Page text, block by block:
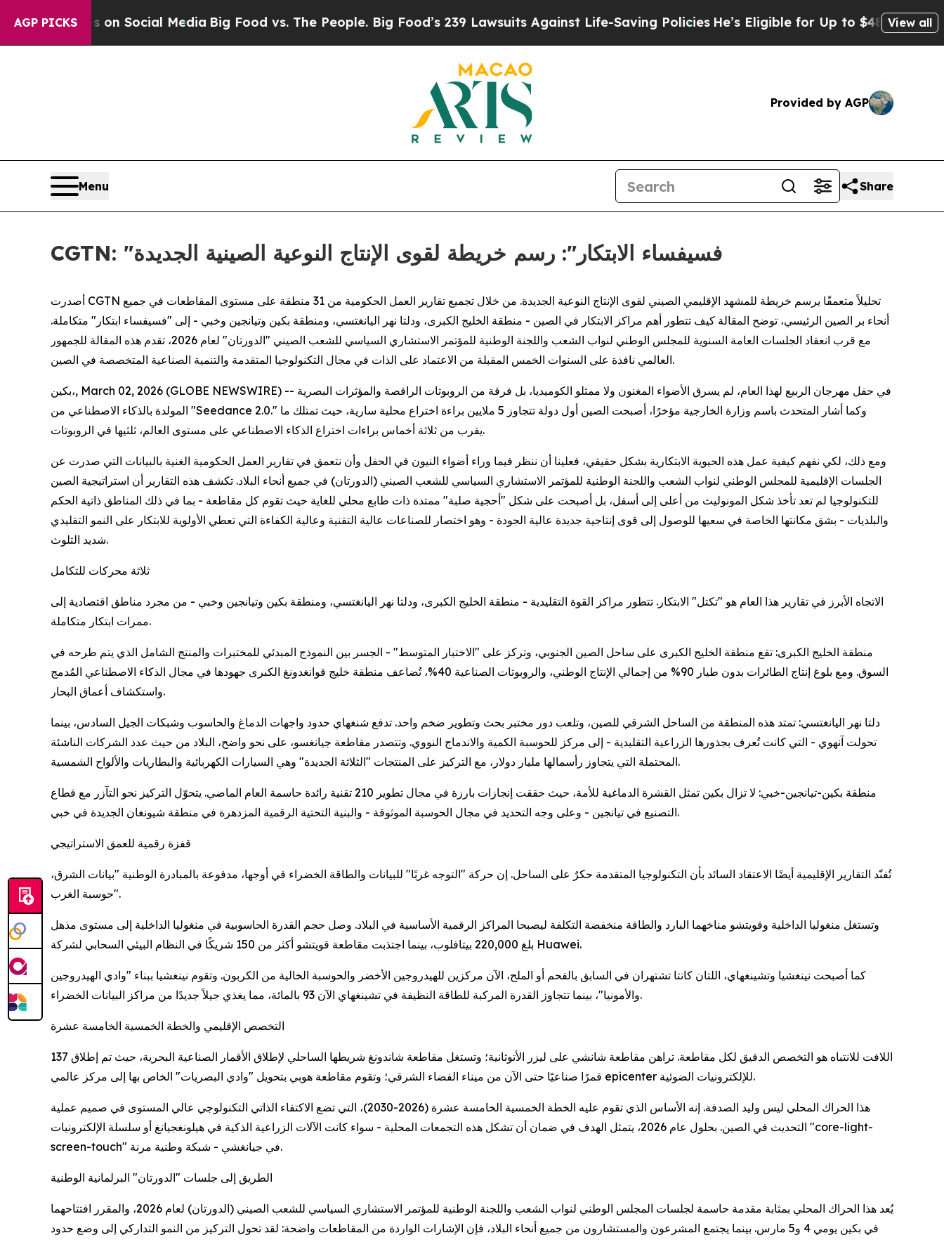
AGP PICKSon Social Media Big Food vs. The People. Big Food’s 239 Lawsuits Against Life-Saving Policies He’s Eligible for Up to $480,000 AfterView all
Provided by AGP
Menu Share
CGTN: "فسيفساء الابتكار": رسم خريطة لقوى الإنتاج النوعية الصينية الجديدة
أصدرت CGTN تحليلاً متعمقًا يرسم خريطة للمشهد الإقليمي الصيني لقوى الإنتاج النوعية الجديدة. من خلال تجميع تقارير العمل الحكومية من 31 منطقة على مستوى المقاطعات في جميع
أنحاء بر الصين الرئيسي، توضح المقالة كيف تتطور أهم مراكز الابتكار في الصين - منطقة الخليج الكبرى، ودلتا نهر اليانغتسي، ومنطقة بكين وتيانجين وخبي - إلى "فسيفساء ابتكار" متكاملة.
مع قرب انعقاد الجلسات العامة السنوية للمجلس الوطني لنواب الشعب واللجنة الوطنية للمؤتمر الاستشاري السياسي للشعب الصيني "الدورتان" لعام 2026، تقدم هذه المقالة للجمهور
العالمي نافذة على السنوات الخمس المقبلة من الاعتماد على الذات في مجال التكنولوجيا المتقدمة والتنمية الصناعية المتخصصة في الصين.
بكين،, March 02, 2026 (GLOBE NEWSWIRE) -- في حفل مهرجان الربيع لهذا العام، لم يسرق الأضواء المغنون ولا ممثلو الكوميديا، بل فرقة من الروبوتات الراقصة والمؤثرات البصرية
المولدة بالذكاء الاصطناعي من "Seedance 2.0." وكما أشار المتحدث باسم وزارة الخارجية مؤخرًا، أصبحت الصين أول دولة تتجاوز 5 ملايين براءة اختراع محلية سارية، حيث تمتلك ما
يقرب من ثلاثة أخماس براءات اختراع الذكاء الاصطناعي على مستوى العالم، ثلثيها في الروبوتات.
ومع ذلك، لكي نفهم كيفية عمل هذه الحيوية الابتكارية بشكل حقيقي، فعلينا أن ننظر فيما وراء أضواء النيون في الحفل وأن نتعمق في تقارير العمل الحكومية الغنية بالبيانات التي صدرت عن
الجلسات الإقليمية للمجلس الوطني لنواب الشعب واللجنة الوطنية للمؤتمر الاستشاري السياسي للشعب الصيني (الدورتان) في جميع أنحاء البلاد. تكشف هذه التقارير أن استراتيجية الصين
للتكنولوجيا لم تعد تأخذ شكل المونوليث من أعلى إلى أسفل، بل أصبحت على شكل "أحجية صلبة" ممتدة ذات طابع محلي للغاية حيث تقوم كل مقاطعة - بما في ذلك المناطق ذاتية الحكم
والبلديات - بشق مكانتها الخاصة في سعيها للوصول إلى قوى إنتاجية جديدة عالية الجودة - وهو اختصار للصناعات عالية التقنية وعالية الكفاءة التي تعطي الأولوية للابتكار على النمو التقليدي
شديد التلوث.
ثلاثة محركات للتكامل
الاتجاه الأبرز في تقارير هذا العام هو "تكتل" الابتكار. تتطور مراكز القوة التقليدية - منطقة الخليج الكبرى، ودلتا نهر اليانغتسي، ومنطقة بكين وتيانجين وخبي - من مجرد مناطق اقتصادية إلى
ممرات ابتكار متكاملة.
منطقة الخليج الكبرى: تقع منطقة الخليج الكبرى على ساحل الصين الجنوبي، وتركز على "الاختبار المتوسط" - الجسر بين النموذج المبدئي للمختبرات والمنتج الشامل الذي يتم طرحه في
السوق. ومع بلوغ إنتاج الطائرات بدون طيار 90% من إجمالي الإنتاج الوطني، والروبوتات الصناعية 40%، تُضاعف منطقة خليج قوانغدونغ الكبرى جهودها في مجال الذكاء الاصطناعي المُدمج
واستكشاف أعماق البحار.
دلتا نهر اليانغتسي: تمتد هذه المنطقة من الساحل الشرقي للصين، وتلعب دور مختبر بحث وتطوير ضخم واحد. تدفع شنغهاي حدود واجهات الدماغ والحاسوب وشبكات الجيل السادس، بينما
تحولت آنهوي - التي كانت تُعرف بجذورها الزراعية التقليدية - إلى مركز للحوسبة الكمية والاندماج النووي. وتتصدر مقاطعة جيانغسو، على نحو واضح، البلاد من حيث عدد الشركات الناشئة
المحتملة التي يتجاوز رأسمالها مليار دولار، مع التركيز على المنتجات "الثلاثة الجديدة" وهي السيارات الكهربائية والبطاريات والألواح الشمسية.
منطقة بكين-تيانجين-خبي: لا تزال بكين تمثل القشرة الدماغية للأمة، حيث حققت إنجازات بارزة في مجال تطوير 210 تقنية رائدة حاسمة العام الماضي. يتحوّل التركيز نحو التآزر مع قطاع
التصنيع في تيانجين - وعلى وجه التحديد في مجال الحوسبة الموثوقة - والبنية التحتية الرقمية المزدهرة في منطقة شيونغان الجديدة في خبي.
قفزة رقمية للعمق الاستراتيجي
تُفنّد التقارير الإقليمية أيضًا الاعتقاد السائد بأن التكنولوجيا المتقدمة حكرٌ على الساحل. إن حركة "التوجه غربًا" للبيانات والطاقة الخضراء في أوجها، مدفوعة بالمبادرة الوطنية "بيانات الشرق،
حوسبة الغرب".
وتستغل منغوليا الداخلية وقويتشو مناخهما البارد والطاقة منخفضة التكلفة ليصبحا المراكز الرقمية الأساسية في البلاد. وصل حجم القدرة الحاسوبية في منغوليا الداخلية إلى مستوى مذهل
بلغ 220,000 بيتافلوب، بينما اجتذبت مقاطعة قويتشو أكثر من 150 شريكًا في النظام البيئي السحابي لشركة Huawei.
كما أصبحت نينغشيا وتشينغهاي، اللتان كانتا تشتهران في السابق بالفحم أو الملح، الآن مركزين للهيدروجين الأخضر والحوسبة الخالية من الكربون. وتقوم نينغشيا ببناء "وادي الهيدروجين
والأمونيا"، بينما تتجاوز القدرة المركبة للطاقة النظيفة في تشينغهاي الآن 93 بالمائة، مما يغذي جيلاً جديدًا من مراكز البيانات الخضراء.
التخصص الإقليمي والخطة الخمسية الخامسة عشرة
اللافت للانتباه هو التخصص الدقيق لكل مقاطعة. تراهن مقاطعة شانشي على ليزر الأتوثانية؛ وتستغل مقاطعة شاندونغ شريطها الساحلي لإطلاق الأقمار الصناعية البحرية، حيث تم إطلاق 137
قمرًا صناعيًا حتى الآن من ميناء الفضاء الشرقي؛ وتقوم مقاطعة هوبي بتحويل "وادي البصريات" الخاص بها إلى مركز عالمي epicenter للإلكترونيات الضوئية.
هذا الحراك المحلي ليس وليد الصدفة. إنه الأساس الذي تقوم عليه الخطة الخمسية الخامسة عشرة (2026-2030)، التي تضع الاكتفاء الذاتي التكنولوجي عالي المستوى في صميم عملية
التحديث في الصين. بحلول عام 2026، يتمثل الهدف في ضمان أن تشكل هذه التجمعات المحلية - سواء كانت الآلات الزراعية الذكية في هيلونغجيانغ أو سلسلة الإلكترونيات "core-light-
screen-touch" في جيانغشي - شبكة وطنية مرنة.
الطريق إلى جلسات "الدورتان" البرلمانية الوطنية
يُعد هذا الحراك المحلي بمثابة مقدمة حاسمة لجلسات المجلس الوطني لنواب الشعب واللجنة الوطنية للمؤتمر الاستشاري السياسي للشعب الصيني (الدورتان) لعام 2026، والمقرر افتتاحهما
في بكين يومي 4 و5 مارس. بينما يجتمع المشرعون والمستشارون من جميع أنحاء البلاد، فإن الإشارات الواردة من المقاطعات واضحة: لقد تحول التركيز من النمو التداركي إلى وضع حدود